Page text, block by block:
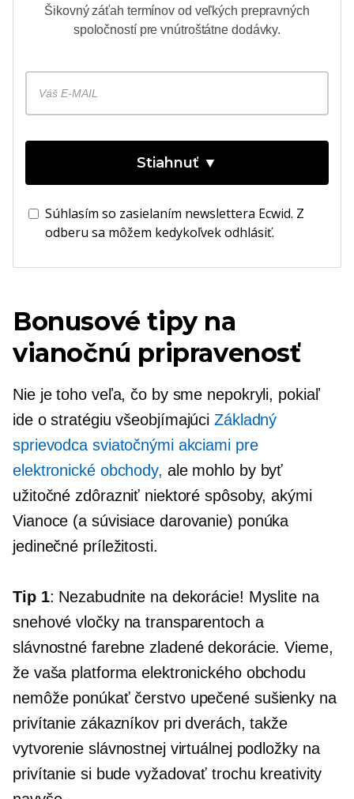
Šikovnýzáťah termínov od veľkých prepravných
spoločností pre vnútroštátne dodávky.
Stiahnuť ▼
Súhlasím so zasielaním newslettera Ecwid. Z
odberu sa môžem kedykoľvek odhlásiť.
Bonusové tipy na
vianočnú pripravenosť
Nie je toho veľa, čo by sme nepokryli, pokiaľ
ide o stratégiuvšeobjímajúci Základný
sprievodca sviatočnými akciami pre
elektronické obchody, ale mohlo by byť
užitočné zdôrazniť niektoré spôsoby, akými
Vianoce (a súvisiace darovanie) ponúka
jedinečné príležitosti.
Tip 1: Nezabudnite na dekorácie! Myslite na
snehové vločky na transparentoch a
slávnostné farebne zladenédekorácie. Vieme,
že vaša platforma elektronického obchodu
nemôže ponúkať čerstvo upečené sušienky na
privítanie zákazníkov pri dverách, takže
vytvorenie slávnostnej virtuálnej podložky na
privítanie si bude vyžadovať trochu kreativity